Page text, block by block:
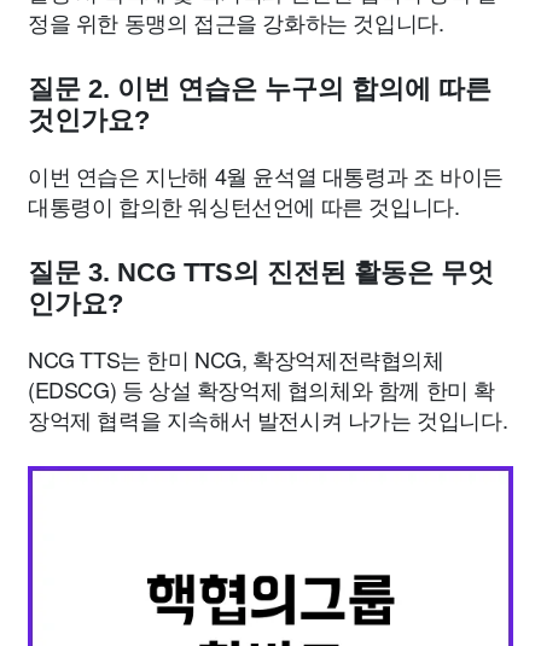
정을 위한 동맹의 접근을 강화하는 것입니다.
질문 2. 이번 연습은 누구의 합의에 따른
것인가요?
이번 연습은 지난해 4월 윤석열 대통령과 조 바이든
대통령이 합의한 워싱턴선언에 따른 것입니다.
질문 3. NCG TTS의 진전된 활동은 무엇
인가요?
NCG TTS는 한미 NCG, 확장억제전략협의체
(EDSCG) 등 상설 확장억제 협의체와 함께 한미 확
장억제 협력을 지속해서 발전시켜 나가는 것입니다.